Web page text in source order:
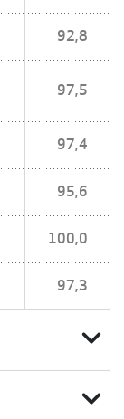
92,8
97,5
97,4
95,6
100,0
97,3
expand_more
expand_more